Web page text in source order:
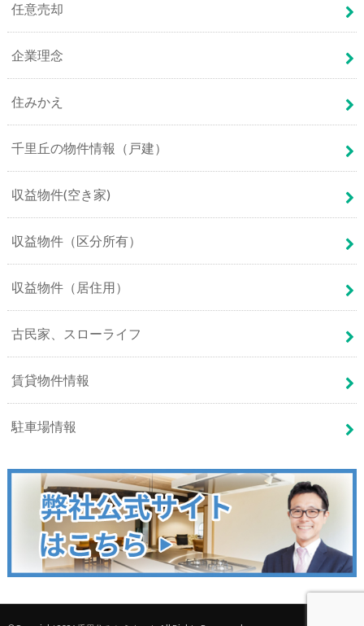
任意売却
企業理念
住みかえ
千里丘の物件情報（戸建）
収益物件(空き家)
収益物件（区分所有）
収益物件（居住用）
古民家、スローライフ
賃貸物件情報
駐車場情報